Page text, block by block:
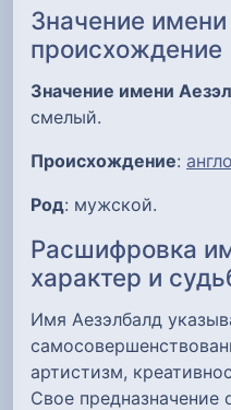
Значение
происхождение
Значение имени
смелый.
Происхождение:
Род: мужской.
Расшифровка
характер и
Имя Аезэлбалд
артистизм,
Свое предназначение